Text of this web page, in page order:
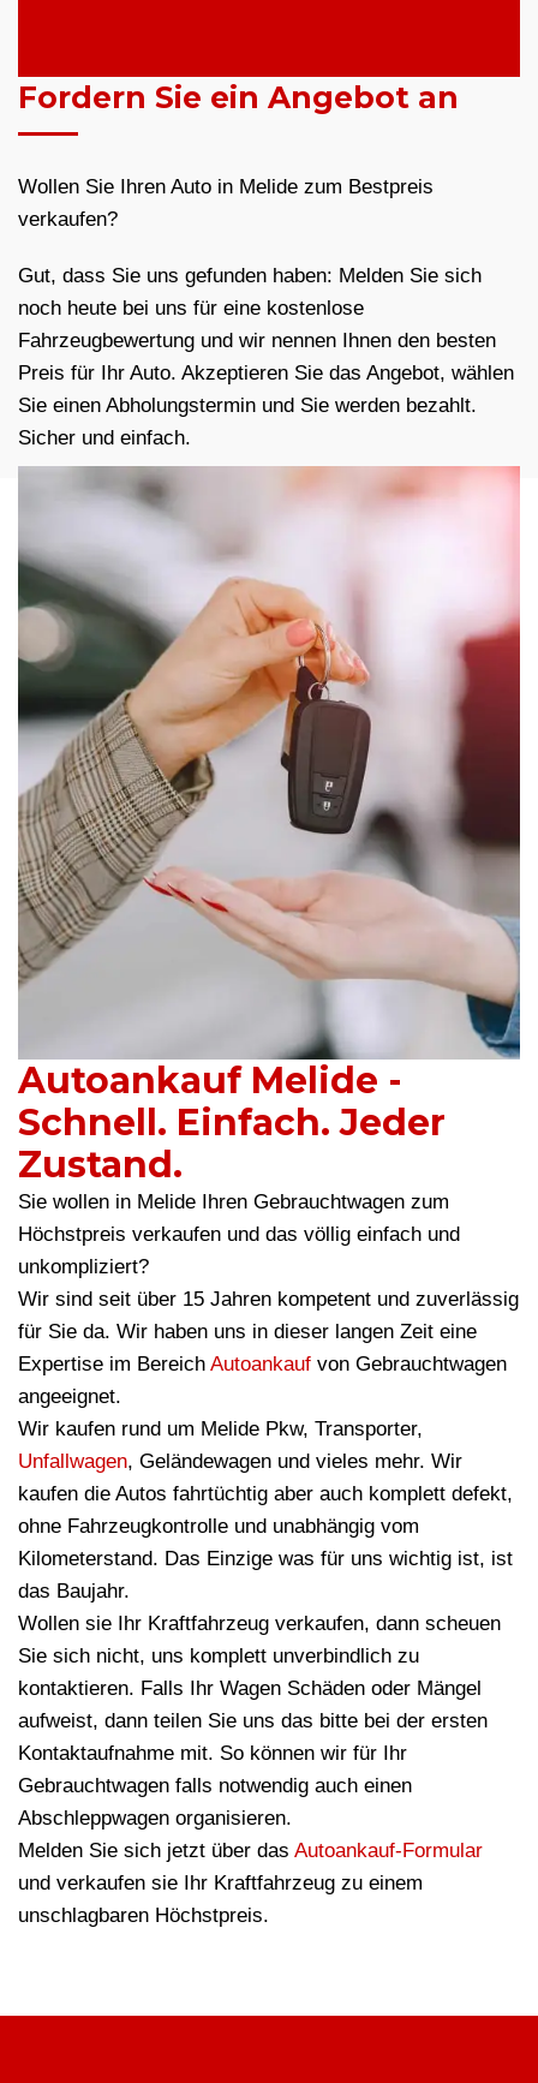
Fordern Sie ein Angebot an
Wollen Sie Ihren Auto in Melide zum Bestpreis
verkaufen?
Gut, dass Sie uns gefunden haben: Melden Sie sich
noch heute bei uns für eine kostenlose
Fahrzeugbewertung und wir nennen Ihnen den besten
Preis für Ihr Auto. Akzeptieren Sie das Angebot, wählen
Sie einen Abholungstermin und Sie werden bezahlt.
Sicher und einfach.
Autoankauf Melide -
Schnell. Einfach. Jeder
Zustand.
Sie wollen in Melide Ihren Gebrauchtwagen zum
Höchstpreis verkaufen und das völlig einfach und
unkompliziert?
Wir sind seit über 15 Jahren kompetent und zuverlässig
für Sie da. Wir haben uns in dieser langen Zeit eine
Expertise im Bereich Autoankauf von Gebrauchtwagen
angeeignet.
Wir kaufen rund um Melide Pkw, Transporter,
Unfallwagen, Geländewagen und vieles mehr. Wir
kaufen die Autos fahrtüchtig aber auch komplett defekt,
ohne Fahrzeugkontrolle und unabhängig vom
Kilometerstand. Das Einzige was für uns wichtig ist, ist
das Baujahr.
Wollen sie Ihr Kraftfahrzeug verkaufen, dann scheuen
Sie sich nicht, uns komplett unverbindlich zu
kontaktieren. Falls Ihr Wagen Schäden oder Mängel
aufweist, dann teilen Sie uns das bitte bei der ersten
Kontaktaufnahme mit. So können wir für Ihr
Gebrauchtwagen falls notwendig auch einen
Abschleppwagen organisieren.
Melden Sie sich jetzt über das Autoankauf-Formular
und verkaufen sie Ihr Kraftfahrzeug zu einem
unschlagbaren Höchstpreis.